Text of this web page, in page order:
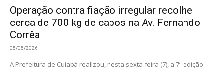
Operação contra fiação irregular recolhe
cerca de 700 kg de cabos na Av. Fernando
Corrêa
08/08/2026
A Prefeitura de Cuiabá realizou, nesta sexta-feira (7), a 7ª edição